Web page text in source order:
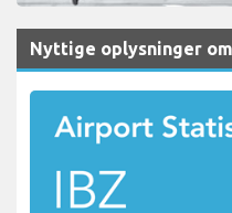
Nyttige oplysninger